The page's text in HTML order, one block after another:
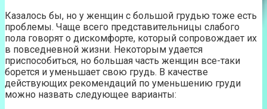
Казалось бы, но у женщин с большой грудью тоже есть
проблемы. Чаще всего представительницы слабого
пола говорят о дискомфорте, который сопровождает их
в повседневной жизни. Некоторым удается
приспособиться, но большая часть женщин все-таки
борется и уменьшает свою грудь. В качестве
действующих рекомендаций по уменьшению груди
можно назвать следующее варианты: